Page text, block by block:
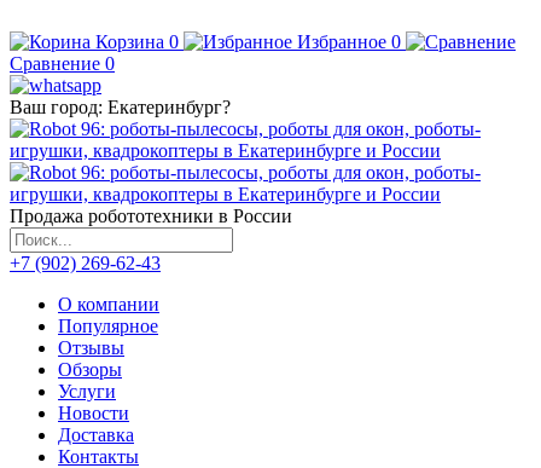
Корзина 0 Избранное 0
Сравнение 0
Ваш город: Екатеринбург?
Продажа робототехники в России
+7 (902) 269-62-43
О компании
Популярное
Отзывы
Обзоры
Услуги
Новости
Доставка
Контакты